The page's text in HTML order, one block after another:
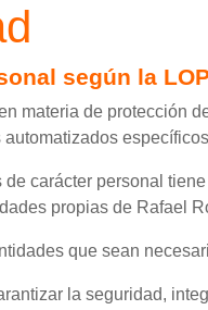
según la
materia de protección
carácter personal
propias de Rafael
que sean
la seguridad,